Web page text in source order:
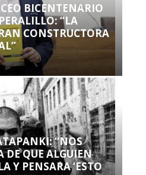
BICENTENARIO
“LA
CONSTRUCTORA
“NOS
DE QUE ALGUIEN
Y PENSARA ‘ESTO